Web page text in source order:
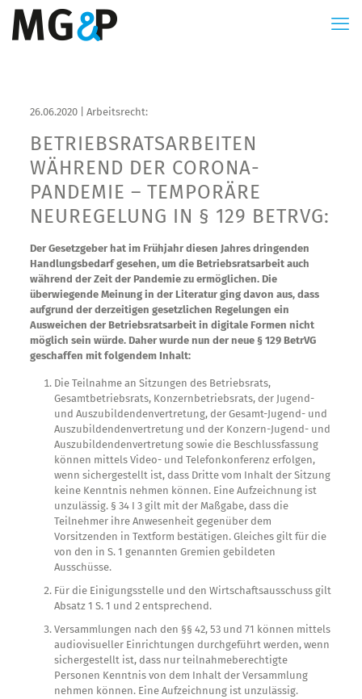
26.06.2020 | Arbeitsrecht:
BETRIEBSRATS­ARBEITEN
WÄHREND DER CORONA-
PANDEMIE – TEMPORÄRE
NEUREGELUNG IN § 129 BETRVG:
Der Gesetzgeber hat im Frühjahr diesen Jahres dringenden
Handlungsbedarf gesehen, um die Betriebsratsarbeit auch
während der Zeit der Pandemie zu ermöglichen. Die
überwiegende Meinung in der Literatur ging davon aus, dass
aufgrund der derzeitigen gesetzlichen Regelungen ein
Ausweichen der Betriebsratsarbeit in digitale Formen nicht
möglich sein würde. Daher wurde nun der neue § 129 BetrVG
geschaffen mit folgendem Inhalt:
Die Teilnahme an Sitzungen des Betriebsrats,
Gesamtbetriebsrats, Konzernbetriebsrats, der Jugend-
und Auszubildendenvertretung, der Gesamt-Jugend- und
Auszubildendenvertretung und der Konzern-Jugend- und
Auszubildendenvertretung sowie die Beschlussfassung
können mittels Video- und Telefonkonferenz erfolgen,
wenn sichergestellt ist, dass Dritte vom Inhalt der Sitzung
keine Kenntnis nehmen können. Eine Aufzeichnung ist
unzulässig. § 34 I 3 gilt mit der Maßgabe, dass die
Teilnehmer ihre Anwesenheit gegenüber dem
Vorsitzenden in Textform bestätigen. Gleiches gilt für die
von den in S. 1 genannten Gremien gebildeten
Ausschüsse.
Für die Einigungsstelle und den Wirtschaftsausschuss gilt
Absatz 1 S. 1 und 2 entsprechend.
Versammlungen nach den §§ 42, 53 und 71 können mittels
audiovisueller Einrichtungen durchgeführt werden, wenn
sichergestellt ist, dass nur teilnahmeberechtigte
Personen Kenntnis von dem Inhalt der Versammlung
nehmen können. Eine Aufzeichnung ist unzulässig.